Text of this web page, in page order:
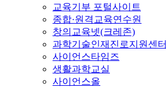
교육기부 포털사이트
종합·원격교육연수원
창의교육넷(크레존)
과학기술인재진로지원센터
사이언스타임즈
생활과학교실
사이언스올